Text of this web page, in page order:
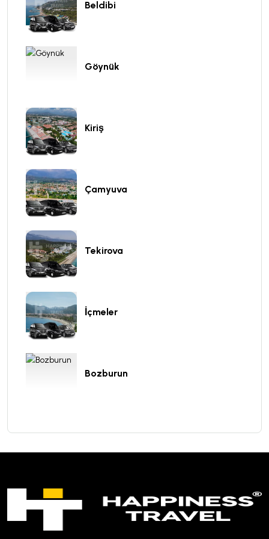
Beldibi
Göynük
Kiriş
Çamyuva
Tekirova
İçmeler
Bozburun